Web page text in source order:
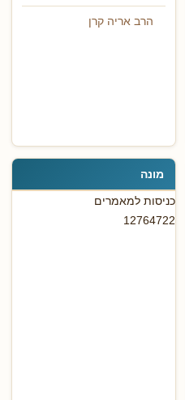
הרב אריה קרן
מונה
כניסות למאמרים
12764722